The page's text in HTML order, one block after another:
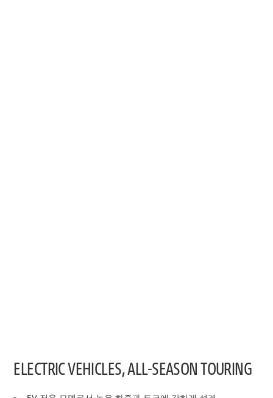
ELECTRIC VEHICLES, ALL-SEASON TOURING